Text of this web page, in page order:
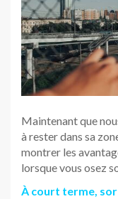
Maintenant que
à rester dans sa
montrer les
lorsque vous osez
À court terme,